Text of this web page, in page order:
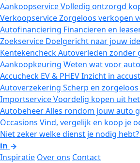
AankoopserviceVolledig ontzorgd
VerkoopserviceZorgeloos verkopen
Autofinanciering Financieren en
Zoekservice Doelgericht naar jouw
KentekencheckAutoverleden zonder
Aankoopkeuring Weten wat voor
Accucheck EV & PHEVInzicht in
Autoverzekering Scherp en
ImportserviceVoordelig kopen uit
AutobeheerAlles rondom jouw auto
Occasions Vind, vergelijk en koop je
Niet zeker welke dienst je nodig hebt?
in
Inspiratie Over ons Contact